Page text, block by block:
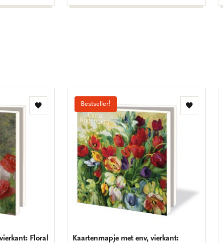
Toevoegen
Floral
Bestseller!
Toevoegen
Kaartenmapje met env, vierkant: